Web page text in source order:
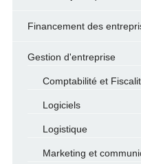
Financement des
Gestion d'entreprise
Comptabilité et
Logiciels
Logistique
Marketing et